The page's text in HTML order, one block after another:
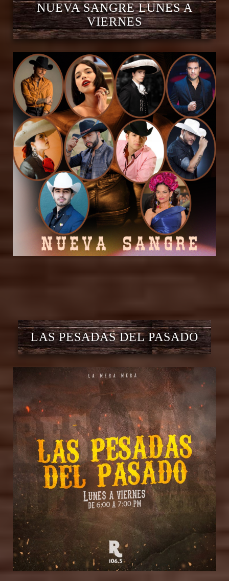
NUEVA SANGRE LUNES A
VIERNES
LAS PESADAS DEL PASADO